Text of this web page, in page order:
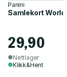
Panini
Samlekort
29,90
Nettlager
Klikk&Hent